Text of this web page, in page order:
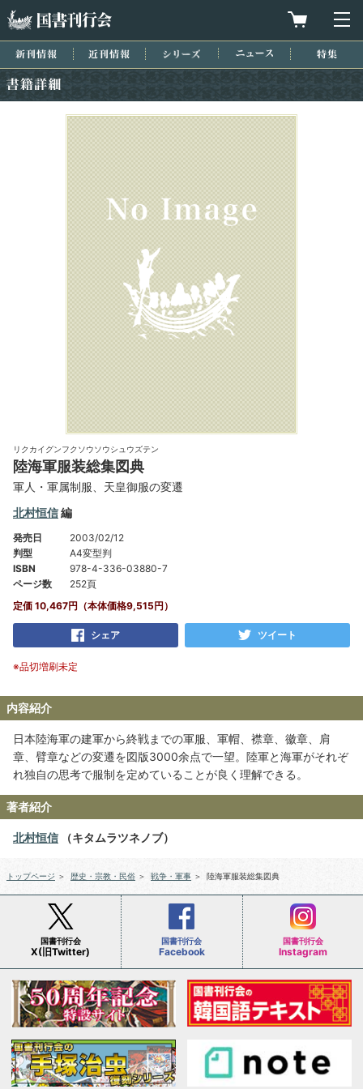
買物カゴを
新刊情報 近刊情報 シリーズ ニュース
リクカイグンフクソウソウシュウズテン
陸海軍服装総集図典
軍人・軍属制服、天皇御服の変遷
北村恒信編
発売日
2003/02/12
判型
A4変型判
ISBN
978-4-336-03880-7
ページ数
252頁
定価 10,467円（本体価格9,515円）
シェア ツイート
※品切増刷未定
内容紹介
日本陸海軍の建軍から終戦までの軍服、軍帽、襟章、徽章、肩
章、臂章などの変遷を図版3000余点で一望。陸軍と海軍がそれぞ
れ独自の思考で服制を定めていることが良く理解できる。
著者紹介
北村恒信 （キタムラツネノブ）
トップページ ＞ 歴史・宗教・民俗 ＞ 戦争・軍事 ＞ 陸海軍服装総集図典
国書刊行会
X(旧Twitter)
国書刊行会
Facebook
国書刊行会
Instagram